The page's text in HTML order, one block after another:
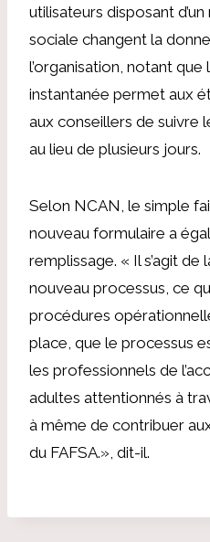
utilisateurs disposant
sociale changent la
l’organisation, notant que
instantanée permet aux
aux conseillers de suivre
au lieu de plusieurs jours.
Selon NCAN, le simple
nouveau formulaire a
remplissage. « Il s’agit
nouveau processus, ce
procédures
place, que le processus
les professionnels de
adultes attentionnés à
à même de contribuer
du FAFSA.», dit-il.